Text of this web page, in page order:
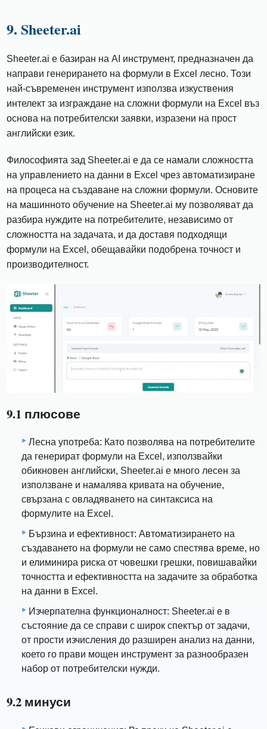
9. Sheeter.ai
Sheeter.ai е базиран на AI инструмент, предназначен да
направи генерирането на формули в Excel лесно. Този
най-съвременен инструмент използва изкуствения
интелект за изграждане на сложни формули на Excel въз
основа на потребителски заявки, изразени на прост
английски език.
Философията зад Sheeter.ai е да се намали сложността
на управлението на данни в Excel чрез автоматизиране
на процеса на създаване на сложни формули. Основите
на машинното обучение на Sheeter.ai му позволяват да
разбира нуждите на потребителите, независимо от
сложността на задачата, и да доставя подходящи
формули на Excel, обещавайки подобрена точност и
производителност.
9.1 плюсове
Лесна употреба: Като позволява на потребителите
да генерират формули на Excel, използвайки
обикновен английски, Sheeter.ai е много лесен за
използване и намалява кривата на обучение,
свързана с овладяването на синтаксиса на
формулите на Excel.
Бързина и ефективност: Автоматизирането на
създаването на формули не само спестява време, но
и елиминира риска от човешки грешки, повишавайки
точността и ефективността на задачите за обработка
на данни в Excel.
Изчерпателна функционалност: Sheeter.ai е в
състояние да се справи с широк спектър от задачи,
от прости изчисления до разширен анализ на данни,
което го прави мощен инструмент за разнообразен
набор от потребителски нужди.
9.2 минуси